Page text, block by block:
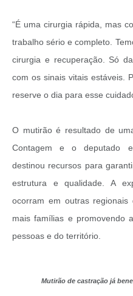
“É uma cirurgia rápida, mas
trabalho sério e completo.
cirurgia e recuperação. Só
com os sinais vitais estáveis.
reserve o dia para esse
O mutirão é resultado de
Contagem e o deputado
destinou recursos para
estrutura e qualidade. A
ocorram em outras
mais famílias e promovendo
pessoas e do território.
Mutirão de castração já